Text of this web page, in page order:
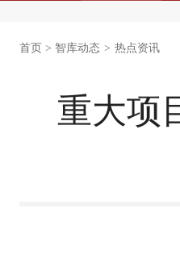
首页 > 智库动态 > 热点资讯
重大项